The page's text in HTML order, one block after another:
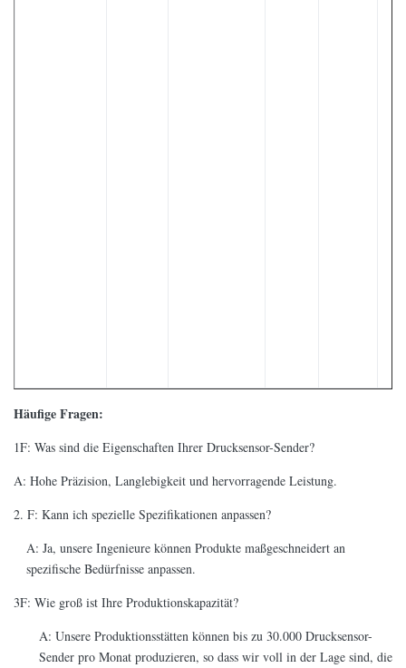
Häufige Fragen:
1F: Was sind die Eigenschaften Ihrer Drucksensor-Sender?
A: Hohe Präzision, Langlebigkeit und hervorragende Leistung.
2. F: Kann ich spezielle Spezifikationen anpassen?
A: Ja, unsere Ingenieure können Produkte maßgeschneidert an
spezifische Bedürfnisse anpassen.
3F: Wie groß ist Ihre Produktionskapazität?
A: Unsere Produktionsstätten können bis zu 30.000 Drucksensor-
Sender pro Monat produzieren, so dass wir voll in der Lage sind, die